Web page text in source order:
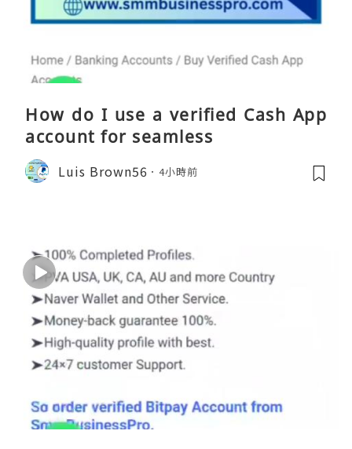
How do I use a verified Cash App
account for seamless
Luis Brown56 4小時前